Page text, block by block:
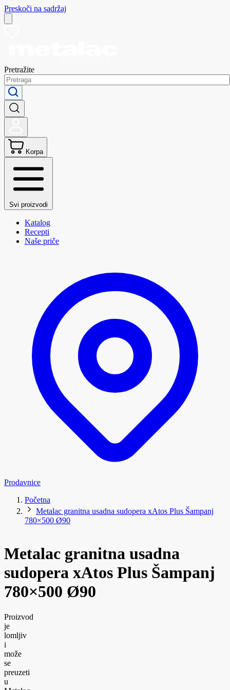
Preskoči na sadržaj
Pretražite
Korpa
Svi proizvodi
Katalog
Recepti
Naše priče
Prodavnice
Početna
Metalac granitna usadna sudopera xAtos Plus Šampanj
780×500 Ø90
Metalac granitna usadna
sudopera xAtos Plus Šampanj
780×500 Ø90
Proizvod
je
lomljiv
i
može
se
preuzeti
u